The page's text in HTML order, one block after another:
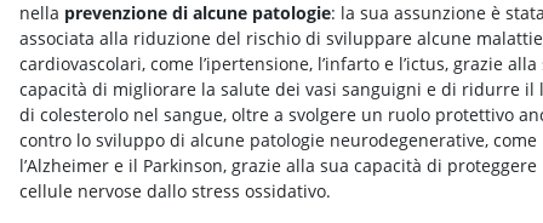
nella prevenzione di alcune patologie: la sua assunzione è
associata alla riduzione del rischio di sviluppare alcune malattie
cardiovascolari, come l’ipertensione, l’infarto e l’ictus, grazie alla
capacità di migliorare la salute dei vasi sanguigni e di ridurre il
di colesterolo nel sangue, oltre a svolgere un ruolo protettivo
contro lo sviluppo di alcune patologie neurodegenerative, come
l’Alzheimer e il Parkinson, grazie alla sua capacità di proteggere
cellule nervose dallo stress ossidativo.